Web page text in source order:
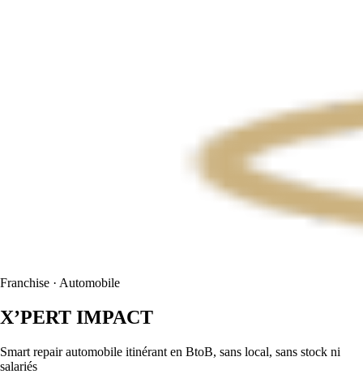
Franchise · Automobile
X’PERT IMPACT
Smart repair automobile itinérant en BtoB, sans local, sans stock ni
salariés